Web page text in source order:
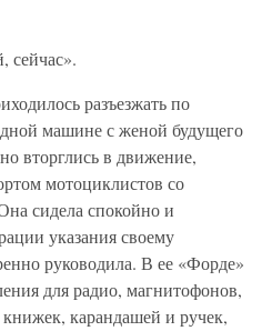
сейчас».
разъезжать по
машине с женой будущего
вторглись в движение,
мотоциклистов со
сидела спокойно и
указания своему
руководила. В ее «Форде»
для радио, магнитофонов,
карандашей и ручек,